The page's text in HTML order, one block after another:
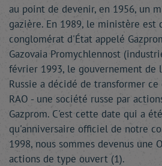
au point de devenir, en 1956, un
gazière. En 1989, le ministère est
conglomérat d'État appelé
Gazovaia Promychlennost
février 1993, le gouvernement de
Russie a décidé de transformer
RAO - une société russe par
Gazprom. C'est cette date qui a
qu'anniversaire officiel de notre
1998, nous sommes devenus une
actions de type ouvert (1).